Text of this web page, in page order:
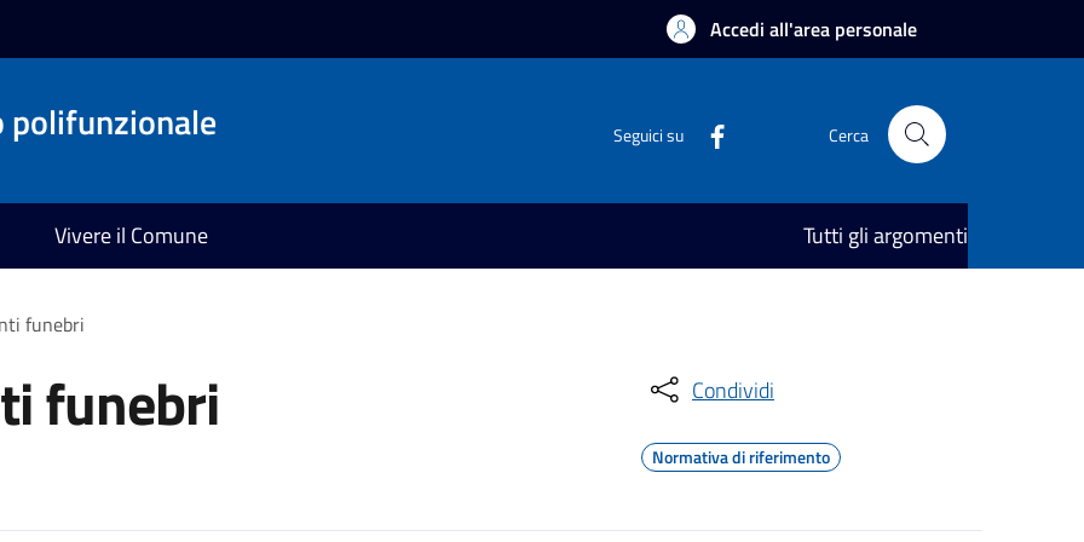
Accedi all'area personale
Seguici su Cerca
Vivere il Comune Tutti gli argomenti
funebri
funebri Condividi
Normativa di riferimento